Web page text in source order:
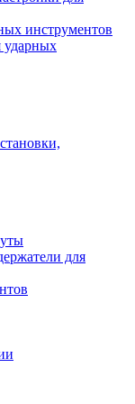
инструментов
ударных
для